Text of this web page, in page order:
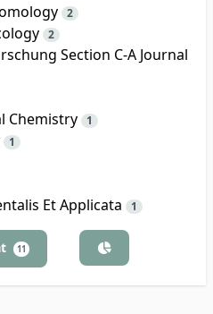
2
2
Section C-A Journal
Chemistry 1
1
Et Applicata 1
11